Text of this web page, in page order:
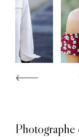
Photographe